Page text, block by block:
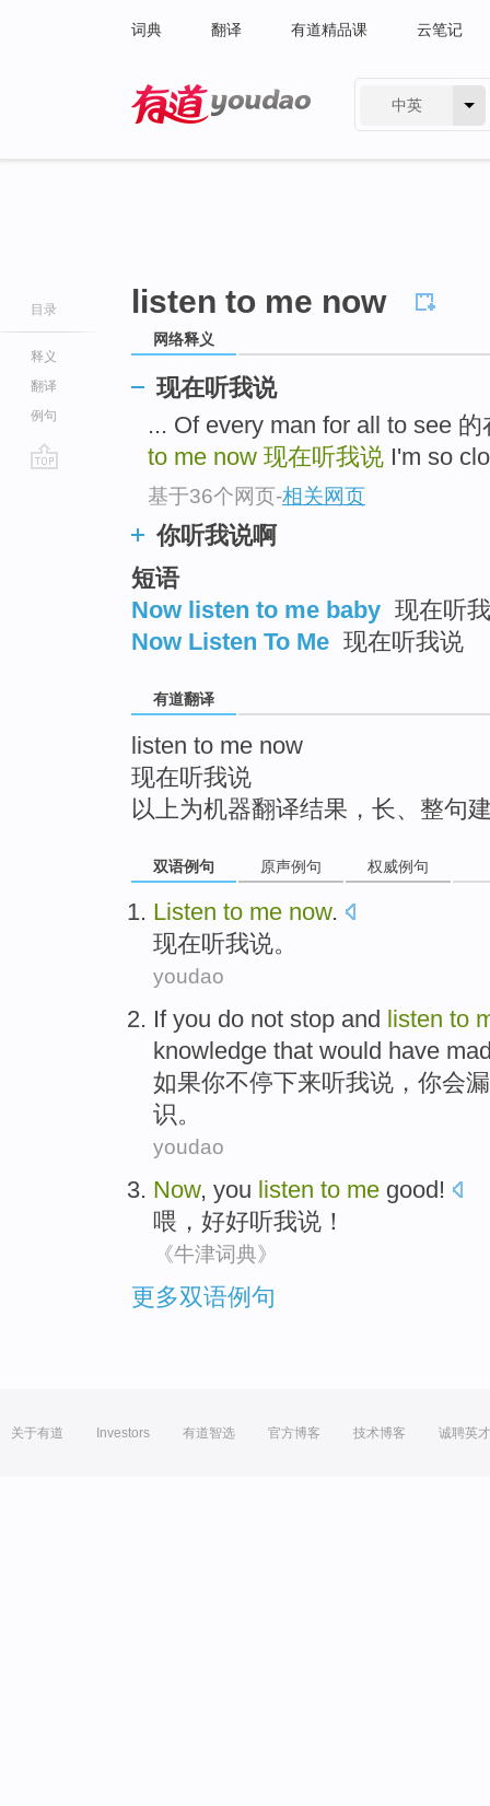
词典 翻译 有道精品课 云笔记
中英
目录
释义
翻译
例句
listen to me now
网络释义
现在听我说
... Of every man for all to see
to me now 现在听我说 I'm so
基于36个网页-相关网页
你听我说啊
短语
Now listen to me baby 现在听
Now Listen To Me 现在听我说
有道翻译
listen to me now
现在听我说
以上为机器翻译结果，长、整句
双语例句 原声例句 权威例句
Listen to me now.
现在听我说。
youdao
If you do not stop and listen to
knowledge that would have
如果你不停下来听我说 ，你会
识。
youdao
Now, you listen to me good!
喂 ， 好好听我说！
《牛津词典》
更多双语例句
关于有道 Investors 有道智选 官方博客 技术博客 诚聘英才